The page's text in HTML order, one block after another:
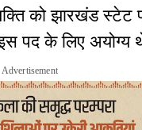
को झारखंड स्टेट
पद के लिए अयोग्य
Advertisement